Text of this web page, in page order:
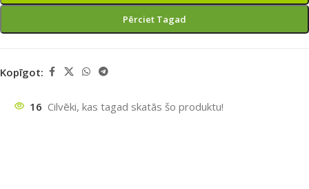
Pērciet Tagad
Kopīgot:
16 Cilvēki, kas tagad skatās šo produktu!